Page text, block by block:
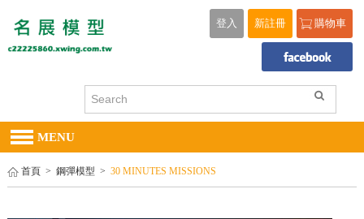
購物車
新註冊
登入
MENU
首頁 > 鋼彈模型 > 30 MINUTES MISSIONS